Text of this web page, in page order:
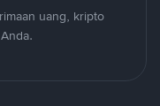
uang, kripto